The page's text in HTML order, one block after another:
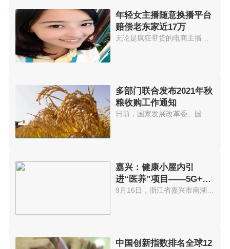
年轻女主播随意换播平台
赔偿老东家近17万
无论是疯狂带货的电商主播，还是...
多部门联合发布2021年秋
粮收购工作通知
日前，国家发展改革委、国家粮食...
嘉兴：健康小屋内引
进“医养”项目——5G+云
诊室
中国创新指数排名全球12